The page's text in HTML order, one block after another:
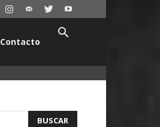
Contacto